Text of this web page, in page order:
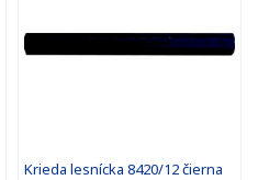
Krieda lesnícka 8420/12 čierna